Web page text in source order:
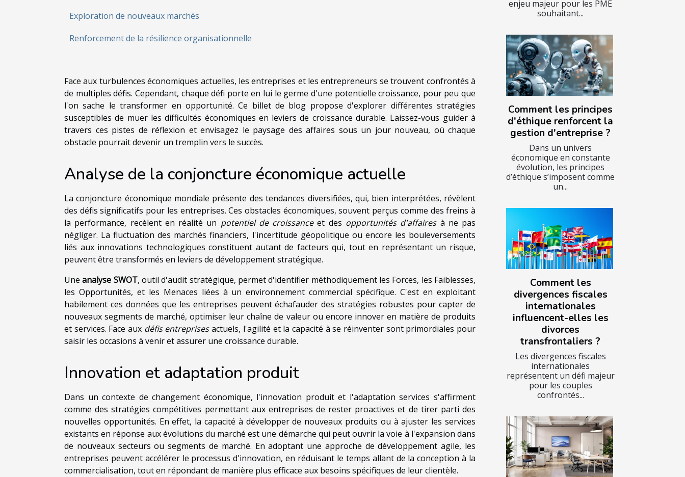
Exploration de nouveaux marchés
Renforcement de la résilience organisationnelle
Face aux turbulences économiques actuelles, les entreprises et les entrepreneurs se trouvent confrontés à
de multiples défis. Cependant, chaque défi porte en lui le germe d'une potentielle croissance, pour peu que
l'on sache le transformer en opportunité. Ce billet de blog propose d'explorer différentes stratégies
susceptibles de muer les difficultés économiques en leviers de croissance durable. Laissez-vous guider à
travers ces pistes de réflexion et envisagez le paysage des affaires sous un jour nouveau, où chaque
obstacle pourrait devenir un tremplin vers le succès.
Analyse de la conjoncture économique actuelle
La conjoncture économique mondiale présente des tendances diversifiées, qui, bien interprétées, révèlent
des défis significatifs pour les entreprises. Ces obstacles économiques, souvent perçus comme des freins à
la performance, recèlent en réalité un potentiel de croissanceet des opportunités d'affairesà ne pas
négliger. La fluctuation des marchés financiers, l'incertitude géopolitique ou encore les bouleversements
liés aux innovations technologiques constituent autant de facteurs qui, tout en représentant un risque,
peuvent être transformés en leviers de développement stratégique.
Uneanalyse SWOT, outil d'audit stratégique, permet d'identifier méthodiquement les Forces, les Faiblesses,
les Opportunités, et les Menaces liées à un environnement commercial spécifique. C'est en exploitant
habilement ces données que les entreprises peuvent échafauder des stratégies robustes pour capter de
nouveaux segments de marché, optimiser leur chaîne de valeur ou encore innover en matière de produits
et services. Face aux défis entreprisesactuels, l'agilité et la capacité à se réinventer sont primordiales pour
saisir les occasions à venir et assurer une croissance durable.
Innovation et adaptation produit
Dans un contexte de changement économique, l'innovation produit et l'adaptation services s'affirment
comme des stratégies compétitives permettant aux entreprises de rester proactives et de tirer parti des
nouvelles opportunités. En effet, la capacité à développer de nouveaux produits ou à ajuster les services
existants en réponse aux évolutions du marché est une démarche qui peut ouvrir la voie à l'expansion dans
de nouveaux secteurs ou segments de marché. En adoptant une approche de développement agile, les
entreprises peuvent accélérer le processus d'innovation, en réduisant le temps allant de la conception à la
commercialisation, tout en répondant de manière plus efficace aux besoins spécifiques de leur clientèle.
enjeu majeur pour les PME
souhaitant...
Comment les principes
d'éthique renforcent la
gestion d'entreprise ?
Dans un univers
économique en constante
évolution, les principes
d’éthique s’imposent comme
un...
Comment les
divergences fiscales
internationales
influencent-elles les
divorces
transfrontaliers ?
Les divergences fiscales
internationales
représentent un défi majeur
pour les couples
confrontés...